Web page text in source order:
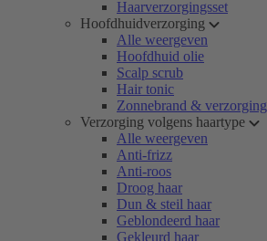
Haarverzorgingsset
Hoofdhuidverzorging
Alle weergeven
Hoofdhuid olie
Scalp scrub
Hair tonic
Zonnebrand & verzorging
Verzorging volgens haartype
Alle weergeven
Anti-frizz
Anti-roos
Droog haar
Dun & steil haar
Geblondeerd haar
Gekleurd haar